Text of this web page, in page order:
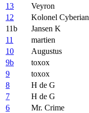
13
Veyron
12
Kolonel Cyberian
11b
Jansen K
11
martien
10
Augustus
9b
toxox
9
toxox
8
H de G
7
H de G
6
Mr. Crime